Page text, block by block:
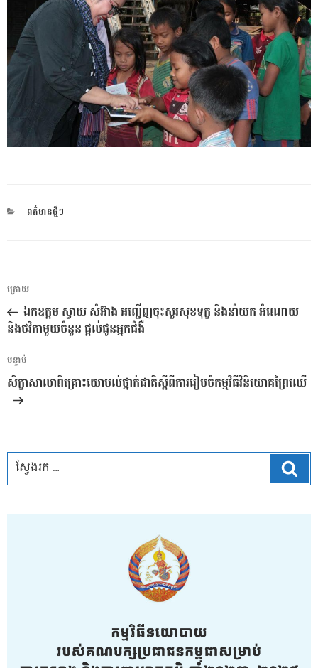
CATEGORIES
ពត៌មានថ្មីៗ
ការ​
នាំទិស​
ប្រកាស
អត្ថបទ
មុន
ក្រោយ
ឯកឧត្តម ស្វាយ សំអ៊ាង អញ្ជើញចុះសួរសុខទុក្ខ និងនាំយក អំណោយ
និងថវិកាមួយចំនួន ផ្តល់ជូនអ្នកជំងឺ
អត្ថបទ
បន្ទាប់
បន្ទាប់
សិក្ខាសាលាពិគ្រោះយោបល់ថ្នាក់ជាតិស្តីពីការរៀបចំកម្មវិធីវិនិយោគព្រៃឈើ